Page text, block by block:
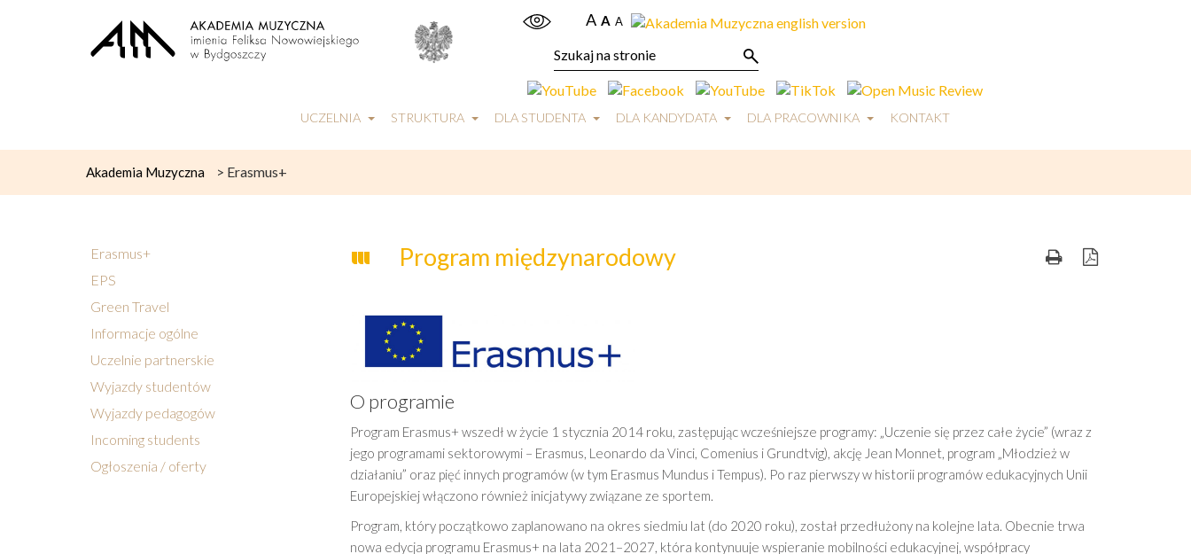
A A A
UCZELNIA STRUKTURA DLA STUDENTA DLA KANDYDATA DLA PRACOWNIKA KONTAKT
Akademia Muzyczna > Erasmus+
Erasmus+
EPS
Green Travel
Informacje ogólne
Uczelnie partnerskie
Wyjazdy studentów
Wyjazdy pedagogów
Incoming students
Ogłoszenia / oferty
Program międzynarodowy
O programie
Program Erasmus+ wszedł w życie 1 stycznia 2014 roku, zastępując wcześniejsze programy: „Uczenie się przez całe życie” (wraz z
jego programami sektorowymi – Erasmus, Leonardo da Vinci, Comenius i Grundtvig), akcję Jean Monnet, program „Młodzież w
działaniu” oraz pięć innych programów (w tym Erasmus Mundus i Tempus). Po raz pierwszy w historii programów edukacyjnych Unii
Europejskiej włączono również inicjatywy związane ze sportem.
Program, który początkowo zaplanowano na okres siedmiu lat (do 2020 roku), został przedłużony na kolejne lata. Obecnie trwa
nowa edycja programu Erasmus+ na lata 2021–2027, która kontynuuje wspieranie mobilności edukacyjnej, współpracy